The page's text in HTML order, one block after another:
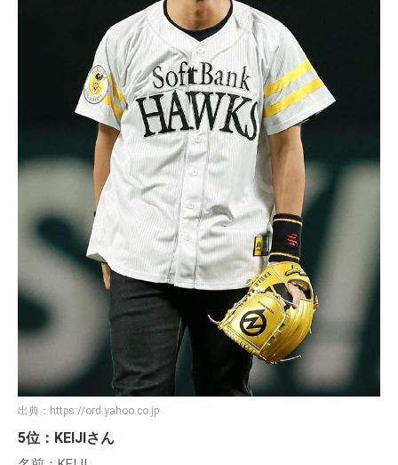
出典： https://ord.yahoo.co.jp
5位：KEIJIさん